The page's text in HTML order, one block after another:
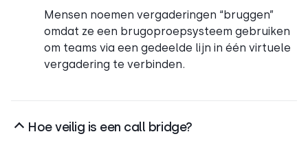
Mensen noemen vergaderingen “bruggen”
omdat ze een brugoproepsysteem gebruiken
om teams via een gedeelde lijn in één virtuele
vergadering te verbinden.
Hoe veilig is een call bridge?